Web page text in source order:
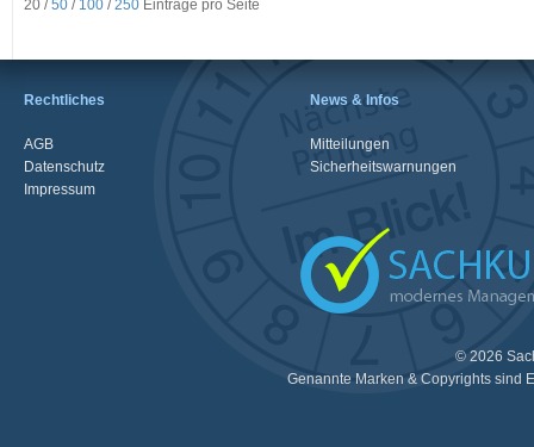
20 /50 / 100 /250 Einträge pro Seite
Rechtliches
AGB
Datenschutz
Impressum
News & Infos
Mitteilungen
Sicherheitswarnungen
© 2026
Genannte Marken & Copyrights sind